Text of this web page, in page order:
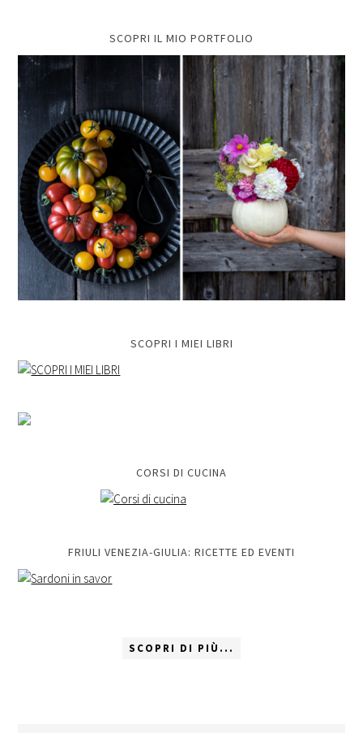
SCOPRI IL MIO PORTFOLIO
SCOPRI I MIEI LIBRI
CORSI DI CUCINA
FRIULI VENEZIA-GIULIA: RICETTE ED EVENTI
SCOPRI DI PIÙ...